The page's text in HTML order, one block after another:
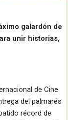
galardón de
unir historias,
de Cine
del palmarés
récord de